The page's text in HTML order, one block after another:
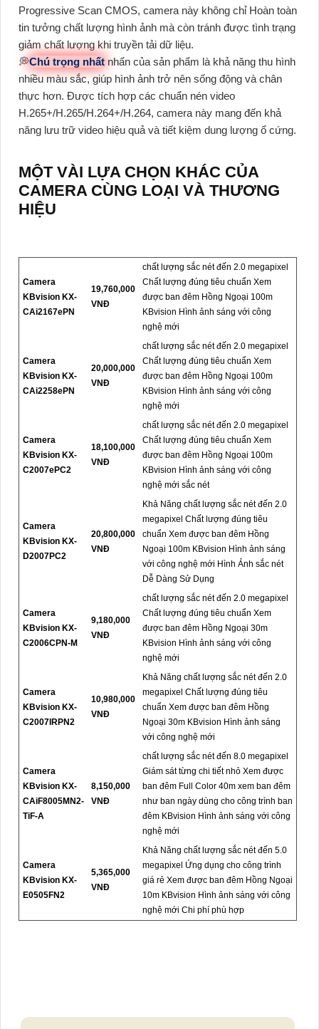
Progressive Scan CMOS, camera này không chỉ Hoàn toàn
tin tưởng chất lượng hình ảnh mà còn tránh được tình trạng
giảm chất lượng khi truyền tải dữ liệu.
💭Chú trọng nhất nhấn của sản phẩm là khả năng thu hình
nhiều màu sắc, giúp hình ảnh trở nên sống động và chân
thực hơn. Được tích hợp các chuẩn nén video
H.265+/H.265/H.264+/H.264, camera này mang đến khả
năng lưu trữ video hiệu quả và tiết kiệm dung lượng ổ cứng.
MỘT VÀI LỰA CHỌN KHÁC CỦA
CAMERA CÙNG LOẠI VÀ THƯƠNG
HIỆU
Camera
KBvision KX-
CAi2167ePN
19,760,000
VNĐ
chất lượng sắc nét đến 2.0 megapixel
Chất lượng đúng tiêu chuẩn Xem
được ban đêm Hồng Ngoại 100m
KBvision Hình ảnh sáng với công
nghệ mới
Camera
KBvision KX-
CAi2258ePN
20,000,000
VNĐ
chất lượng sắc nét đến 2.0 megapixel
Chất lượng đúng tiêu chuẩn Xem
được ban đêm Hồng Ngoại 100m
KBvision Hình ảnh sáng với công
nghệ mới
Camera
KBvision KX-
C2007ePC2
18,100,000
VNĐ
chất lượng sắc nét đến 2.0 megapixel
Chất lượng đúng tiêu chuẩn Xem
được ban đêm Hồng Ngoại 100m
KBvision Hình ảnh sáng với công
nghệ mới sắc nét
Camera
KBvision KX-
D2007PC2
20,800,000
VNĐ
Khả Năng chất lượng sắc nét đến 2.0
megapixel Chất lượng đúng tiêu
chuẩn Xem được ban đêm Hồng
Ngoại 100m KBvision Hình ảnh sáng
với công nghệ mới Hình Ảnh sắc nét
Dễ Dàng Sử Dụng
Camera
KBvision KX-
C2006CPN-M
9,180,000
VNĐ
chất lượng sắc nét đến 2.0 megapixel
Chất lượng đúng tiêu chuẩn Xem
được ban đêm Hồng Ngoại 30m
KBvision Hình ảnh sáng với công
nghệ mới
Camera
KBvision KX-
C2007IRPN2
10,980,000
VNĐ
Khả Năng chất lượng sắc nét đến 2.0
megapixel Chất lượng đúng tiêu
chuẩn Xem được ban đêm Hồng
Ngoại 30m KBvision Hình ảnh sáng
với công nghệ mới
Camera
KBvision KX-
CAiF8005MN2-
TiF-A
8,150,000
VNĐ
chất lượng sắc nét đến 8.0 megapixel
Giám sát từng chi tiết nhỏ Xem được
ban đêm Full Color 40m xem ban đêm
như ban ngày dùng cho công trình ban
đêm KBvision Hình ảnh sáng với công
nghệ mới
Camera
KBvision KX-
E0505FN2
5,365,000
VNĐ
Khả Năng chất lượng sắc nét đến 5.0
megapixel Ứng dụng cho công trình
giá rẻ Xem được ban đêm Hồng Ngoại
10m KBvision Hình ảnh sáng với công
nghệ mới Chi phí phù hợp